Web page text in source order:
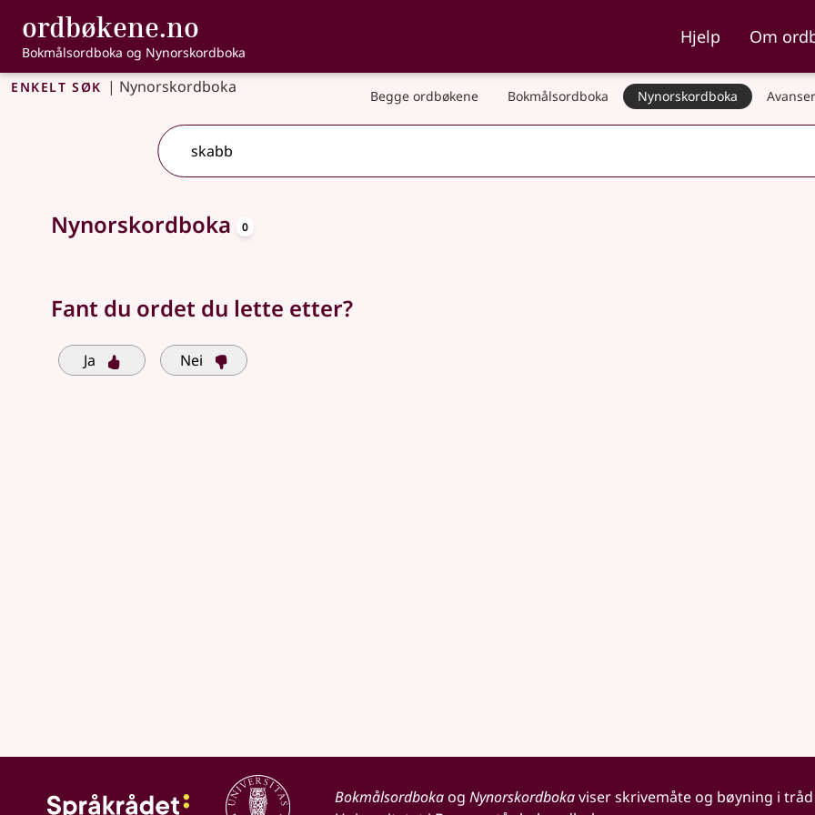
Gå til hovedinnhold
Tilgjengelighet
ordbøkene.no , Bokmålsordboka og Nynorskordboka
Bokmålsordboka og Nynorskordboka
Hjelp Om
Enkelt søk | Nynorskordboka Begge ordbøkene Bokmålsordboka Nynorskordboka
Søkeforslag tilgjengelige
Nynorskordboka 0
Fant du ordet du lette etter?
Ja Nei
Bokmålsordbokaog Nynorskordbokaviser skrivemåte og bøyning i